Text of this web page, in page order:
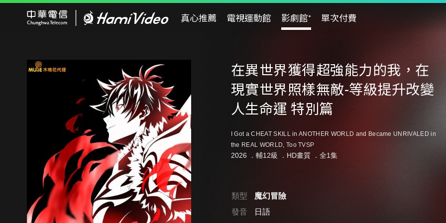
真心推薦 電視運動館 影劇館⁺ 單次付費
在異世界獲得超強能力的我，在
現實世界照樣無敵-等級提升改變
人生命運 特別篇
I Got a CHEAT SKILL in ANOTHER WORLD and Became UNRIVALED in
the REAL WORLD, Too TVSP
2026 ． 輔12級 ．HD畫質 ．全1集
類型
魔幻冒險
發音
日語